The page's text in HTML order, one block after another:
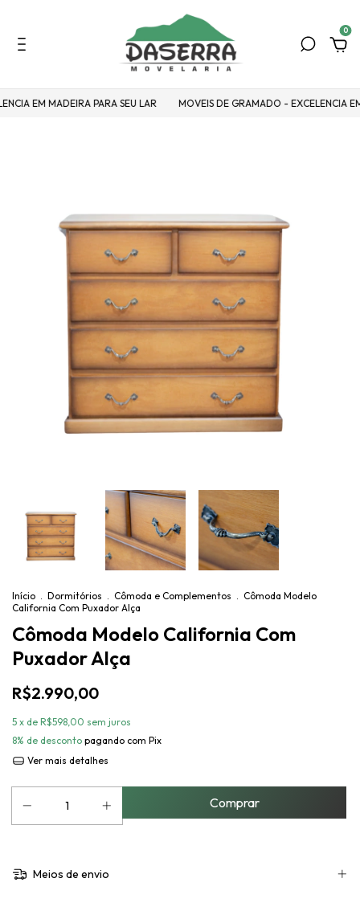
0
MADEIRA PARA SEU LAR MOVEIS DE GRAMADO - EXCELENCIA EM
Início . Dormitórios . Cômoda e Complementos . Cômoda Modelo
California Com Puxador Alça
Cômoda Modelo California Com
Puxador Alça
R$2.990,00
5 x de R$598,00 sem juros
8% de desconto pagando com Pix
Ver mais detalhes
Meios de envio